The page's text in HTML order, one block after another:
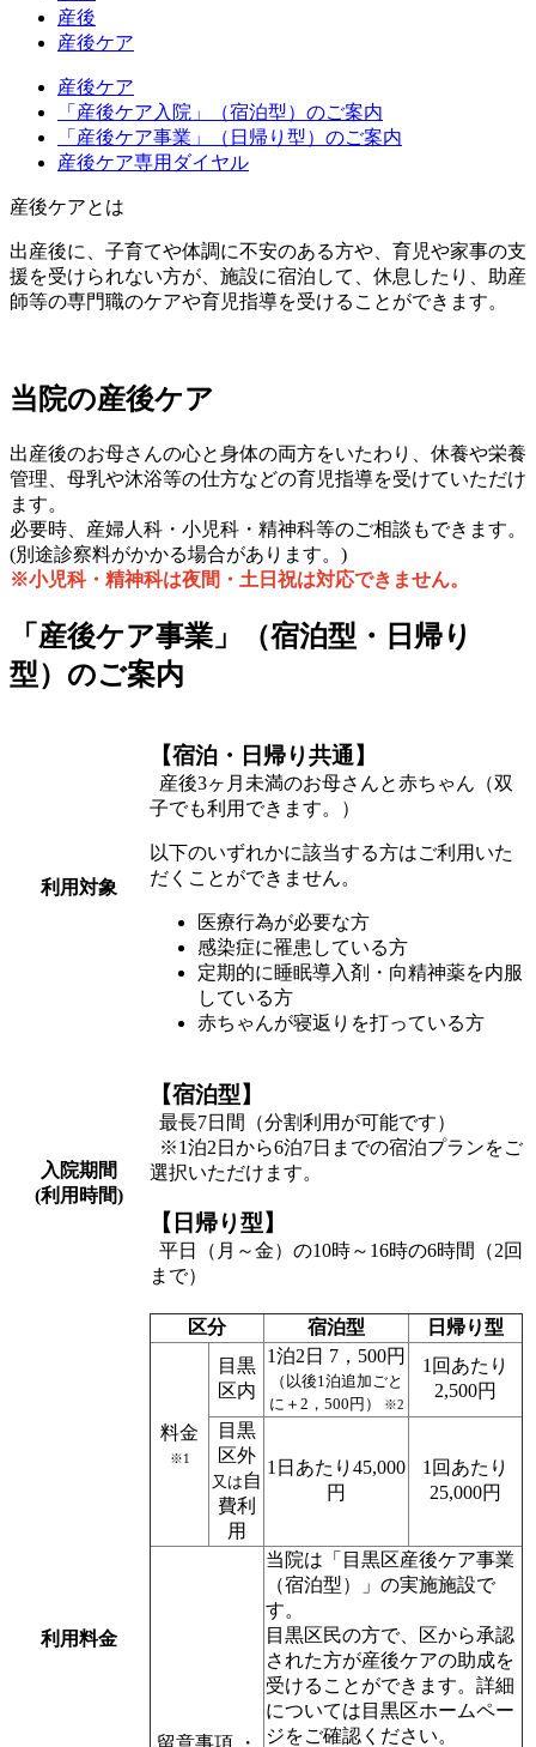
産後
産後ケア
産後ケア
「産後ケア入院」（宿泊型）のご案内
「産後ケア事業」（日帰り型）のご案内
産後ケア専用ダイヤル
産後ケアとは
出産後に、子育てや体調に不安のある方や、育児や家事の支
援を受けられない方が、施設に宿泊して、休息したり、助産
師等の専門職のケアや育児指導を受けることができます。
当院の産後ケア
出産後のお母さんの心と身体の両方をいたわり、休養や栄養
管理、母乳や沐浴等の仕方などの育児指導を受けていただけ
ます。
必要時、産婦人科・小児科・精神科等のご相談もできます。
(別途診察料がかかる場合があります。)
※小児科・精神科は夜間・土日祝は対応できません。
「産後ケア事業」（宿泊型・日帰り
型）のご案内
利用対象
【宿泊・日帰り共通】
産後3ヶ月未満のお母さんと赤ちゃん（双
子でも利用できます。）
以下のいずれかに該当する方はご利用いた
だくことができません。
医療行為が必要な方
感染症に罹患している方
定期的に睡眠導入剤・向精神薬を内服
している方
赤ちゃんが寝返りを打っている方
入院期間
(利用時間)
【宿泊型】
最長7日間（分割利用が可能です）
※1泊2日から6泊7日までの宿泊プランをご
選択いただけます。
【日帰り型】
平日（月～金）の10時～16時の6時間（2回
まで）
利用料金
区分 宿泊型 日帰り型
料金
※1
目黒
区内
1泊2日 7，500円
（以後1泊追加ごと
に＋2，500円）
※2
1回あたり
2,500円
目黒
区外
又は 自
費利
用
1日あたり45,000
円
1回あたり
25,000円
留意事項 ・
当院は「目黒区産後ケア事業
（宿泊型）」の実施施設で
す。
目黒区民の方で、区から承認
された方が産後ケアの助成を
受けることができます。詳細
については目黒区ホームペー
ジをご確認ください。